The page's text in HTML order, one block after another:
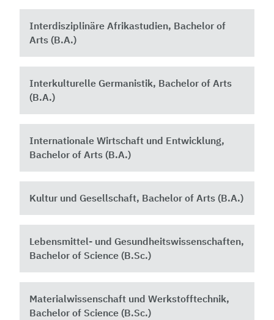
Interdisziplinäre Afrikastudien, Bachelor of
Arts (B.A.)
Interkulturelle Germanistik, Bachelor of Arts
(B.A.)
Internationale Wirtschaft und Entwicklung,
Bachelor of Arts (B.A.)
Kultur und Gesellschaft, Bachelor of Arts (B.A.)
Lebensmittel- und Gesundheitswissenschaften,
Bachelor of Science (B.Sc.)
Materialwissenschaft und Werkstofftechnik,
Bachelor of Science (B.Sc.)